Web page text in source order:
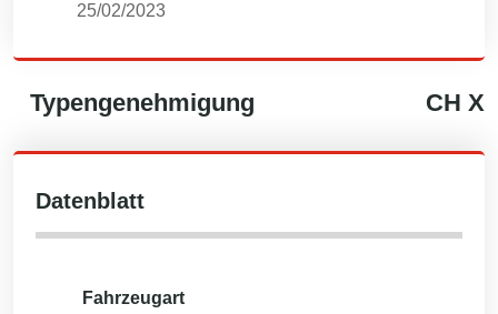
25/02/2023
Typengenehmigung CH X
Datenblatt
Fahrzeugart